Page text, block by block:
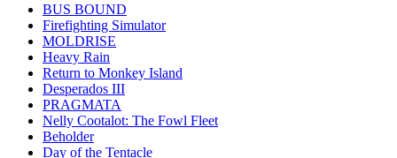
BUS BOUND
Firefighting Simulator
MOLDRISE
Heavy Rain
Return to Monkey Island
Desperados III
PRAGMATA
Nelly Cootalot: The Fowl Fleet
Beholder
Day of the Tentacle